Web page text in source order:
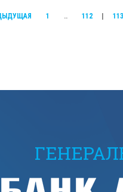
1 .. 112 113